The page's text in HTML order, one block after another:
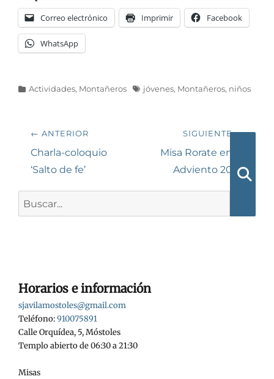
Correo electrónico Imprimir Facebook
WhatsApp
Categorías
Actividades, Montañeros Etiquetas
jóvenes, Montañeros, niños
Navegación
de
entradas
← ANTERIOR
Entrada
anterior:
Charla-coloquio
‘Salto de fe’
SIGUIENTE →
Siguiente
entrada:
Misa Rorate en el
Adviento 2025
Horarios e información
sjavilamostoles@gmail.com
Teléfono:910075891
Calle Orquídea, 5, Móstoles
Templo abierto de 06:30 a 21:30
Misas